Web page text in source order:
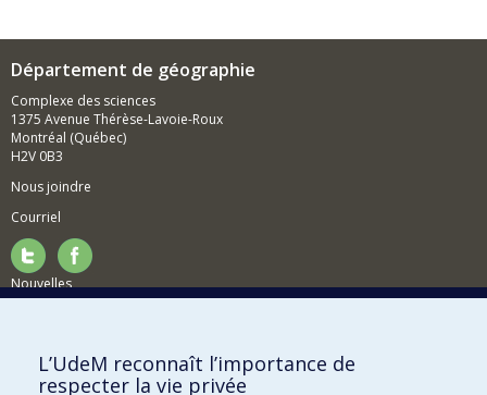
Département de géographie
Complexe des sciences
1375 Avenue Thérèse-Lavoie-Roux
Montréal (Québec)
H2V 0B3
Nous joindre
Courriel
Nouvelles
Comment soutenir le Département?
L’UdeM reconnaît l’importance de
respecter la vie privée